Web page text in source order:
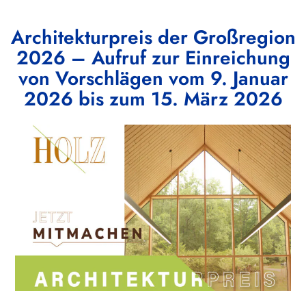
Architekturpreis der Großregion
2026 – Aufruf zur Einreichung
von Vorschlägen vom 9. Januar
2026 bis zum 15. März 2026